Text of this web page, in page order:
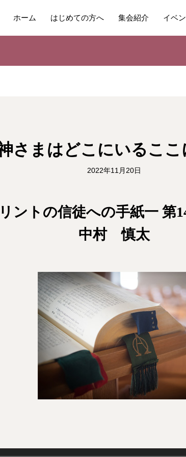
ホーム はじめての方へ 集会紹介 イベ
さまはどこにいるここ
2022年11月20日
ントの信徒への手紙一 第
中村 慎太